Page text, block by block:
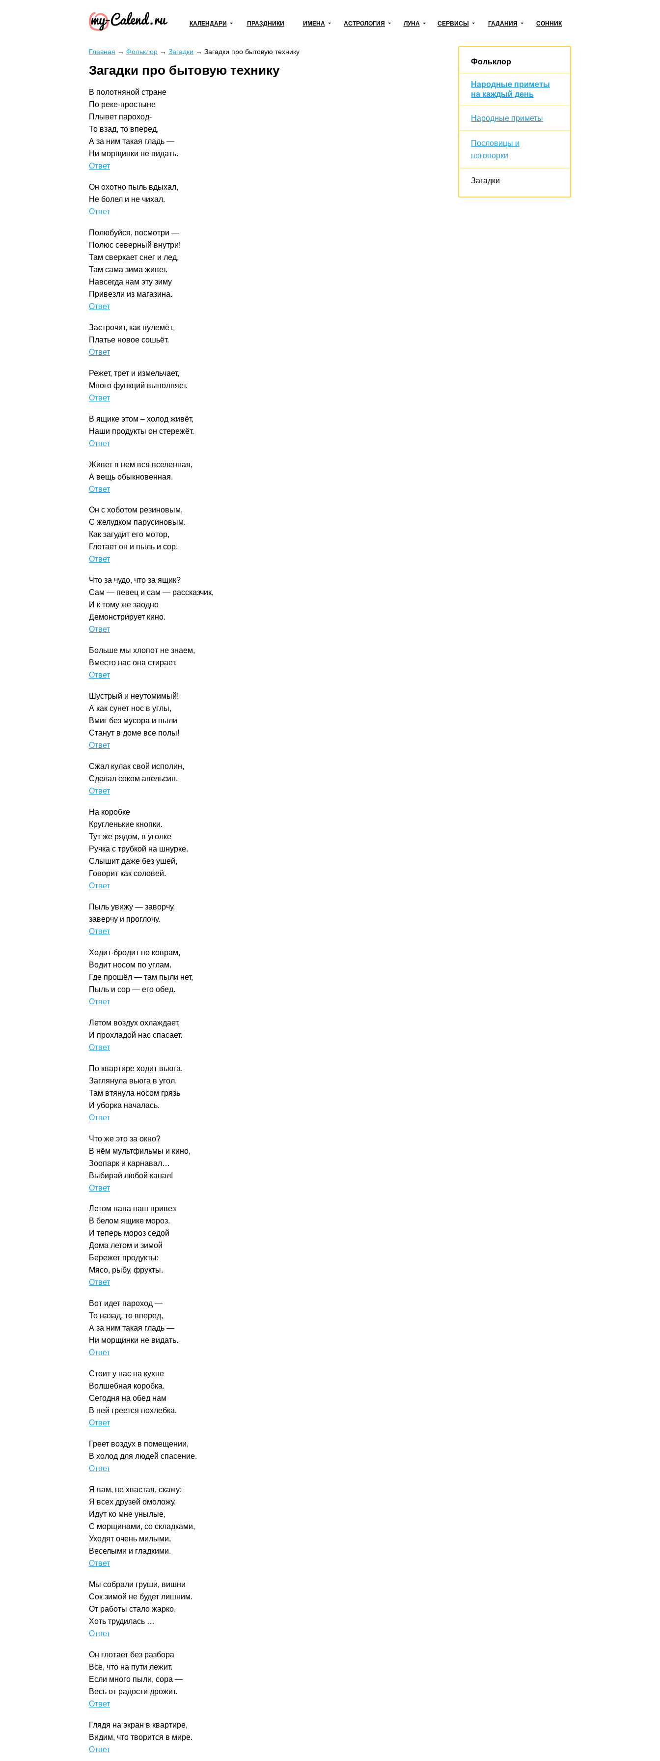
КАЛЕНДАРИ ПРАЗДНИКИ ИМЕНА АСТРОЛОГИЯ ЛУНА СЕРВИСЫ ГАДАНИЯ СОННИК
Главная → Фольклор → Загадки → Загадки про бытовую технику
Загадки про бытовую технику
В полотняной стране
По реке-простыне
Плывет пароход-
То взад, то вперед,
А за ним такая гладь —
Ни морщинки не видать.
Он охотно пыль вдыхал,
Не болел и не чихал.
Полюбуйся, посмотри —
Полюс северный внутри!
Там сверкает снег и лед,
Там сама зима живет.
Навсегда нам эту зиму
Привезли из магазина.
Застрочит, как пулемёт,
Платье новое сошьёт.
Режет, трет и измельчает,
Много функций выполняет.
В ящике этом – холод живёт,
Наши продукты он стережёт.
Живет в нем вся вселенная,
А вещь обыкновенная.
Он с хоботом резиновым,
С желудком парусиновым.
Как загудит его мотор,
Глотает он и пыль и сор.
Что за чудо, что за ящик?
Сам — певец и сам — рассказчик,
И к тому же заодно
Демонстрирует кино.
Больше мы хлопот не знаем,
Вместо нас она стирает.
Шустрый и неутомимый!
А как сунет нос в углы,
Вмиг без мусора и пыли
Станут в доме все полы!
Сжал кулак свой исполин,
Сделал соком апельсин.
На коробке
Кругленькие кнопки.
Тут же рядом, в уголке
Ручка с трубкой на шнурке.
Слышит даже без ушей,
Говорит как соловей.
Пыль увижу — заворчу,
заверчу и проглочу.
Ходит-бродит по коврам,
Водит носом по углам.
Где прошёл — там пыли нет,
Пыль и сор — его обед.
Летом воздух охлаждает,
И прохладой нас спасает.
По квартире ходит вьюга.
Заглянула вьюга в угол.
Там втянула носом грязь
И уборка началась.
Что же это за окно?
В нём мультфильмы и кино,
Зоопарк и карнавал…
Выбирай любой канал!
Летом папа наш привез
В белом ящике мороз.
И теперь мороз седой
Дома летом и зимой
Бережет продукты:
Мясо, рыбу, фрукты.
Вот идет пароход —
То назад, то вперед,
А за ним такая гладь —
Ни морщинки не видать.
Стоит у нас на кухне
Волшебная коробка.
Сегодня на обед нам
В ней греется похлебка.
Греет воздух в помещении,
В холод для людей спасение.
Я вам, не хвастая, скажу:
Я всех друзей омоложу.
Идут ко мне унылые,
С морщинами, со складками,
Уходят очень милыми,
Веселыми и гладкими.
Мы собрали груши, вишни
Сок зимой не будет лишним.
От работы стало жарко,
Хоть трудилась …
Он глотает без разбора
Все, что на пути лежит.
Если много пыли, сора —
Весь от радости дрожит.
Глядя на экран в квартире,
Видим, что творится в мире.
Фольклор
Народные приметы
на каждый день
Народные приметы
Пословицы и
поговорки
Загадки